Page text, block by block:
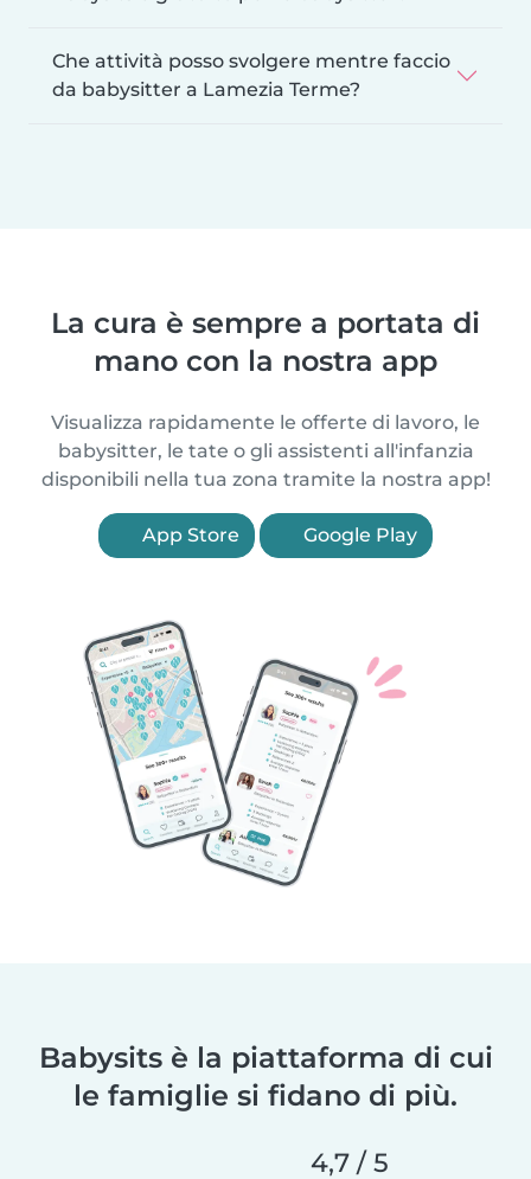
Che attività posso svolgere mentre faccio
da babysitter a Lamezia Terme?
La cura è sempre a portata di
mano con la nostra app
Visualizza rapidamente le offerte di lavoro, le
babysitter, le tate o gli assistenti all'infanzia
disponibili nella tua zona tramite la nostra app!
App Store Google Play
Babysits è la piattaforma di cui
le famiglie si fidano di più.
4,7 / 5